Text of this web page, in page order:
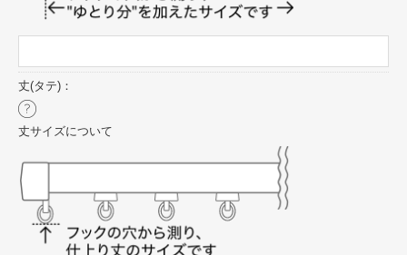
丈(タテ)：
丈サイズについて